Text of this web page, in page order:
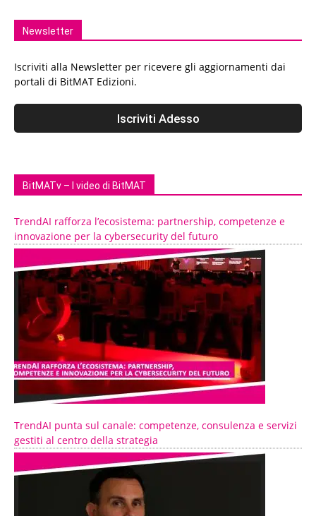
Newsletter
Iscriviti alla Newsletter per ricevere gli aggiornamenti dai
portali di BitMAT Edizioni.
BitMATv – I video di BitMAT
TrendAI rafforza l’ecosistema: partnership, competenze e
innovazione per la cybersecurity del futuro
TrendAI punta sul canale: competenze, consulenza e servizi
gestiti al centro della strategia